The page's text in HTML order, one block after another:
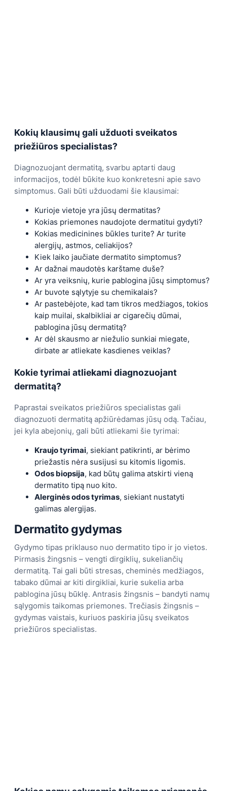
Kokių klausimų gali užduoti sveikatos
priežiūros specialistas?
Diagnozuojant dermatitą, svarbu aptarti daug
informacijos, todėl būkite kuo konkretesni apie savo
simptomus. Gali būti užduodami šie klausimai:
Kurioje vietoje yra jūsų dermatitas?
Kokias priemones naudojote dermatitui gydyti?
Kokias medicinines būkles turite? Ar turite
alergijų, astmos, celiakijos?
Kiek laiko jaučiate dermatito simptomus?
Ar dažnai maudotės karštame duše?
Ar yra veiksnių, kurie pablogina jūsų simptomus?
Ar buvote sąlytyje su chemikalais?
Ar pastebėjote, kad tam tikros medžiagos, tokios
kaip muilai, skalbikliai ar cigarečių dūmai,
pablogina jūsų dermatitą?
Ar dėl skausmo ar niežulio sunkiai miegate,
dirbate ar atliekate kasdienes veiklas?
Kokie tyrimai atliekami diagnozuojant
dermatitą?
Paprastai sveikatos priežiūros specialistas gali
diagnozuoti dermatitą apžiūrėdamas jūsų odą. Tačiau,
jei kyla abejonių, gali būti atliekami šie tyrimai:
Kraujo tyrimai, siekiant patikrinti, ar bėrimo
priežastis nėra susijusi su kitomis ligomis.
Odos biopsija, kad būtų galima atskirti vieną
dermatito tipą nuo kito.
Alerginės odos tyrimas, siekiant nustatyti
galimas alergijas.
Dermatito gydymas
Gydymo tipas priklauso nuo dermatito tipo ir jo vietos.
Pirmasis žingsnis – vengti dirgiklių, sukeliančių
dermatitą. Tai gali būti stresas, cheminės medžiagos,
tabako dūmai ar kiti dirgikliai, kurie sukelia arba
pablogina jūsų būklę. Antrasis žingsnis – bandyti namų
sąlygomis taikomas priemones. Trečiasis žingsnis –
gydymas vaistais, kuriuos paskiria jūsų sveikatos
priežiūros specialistas.